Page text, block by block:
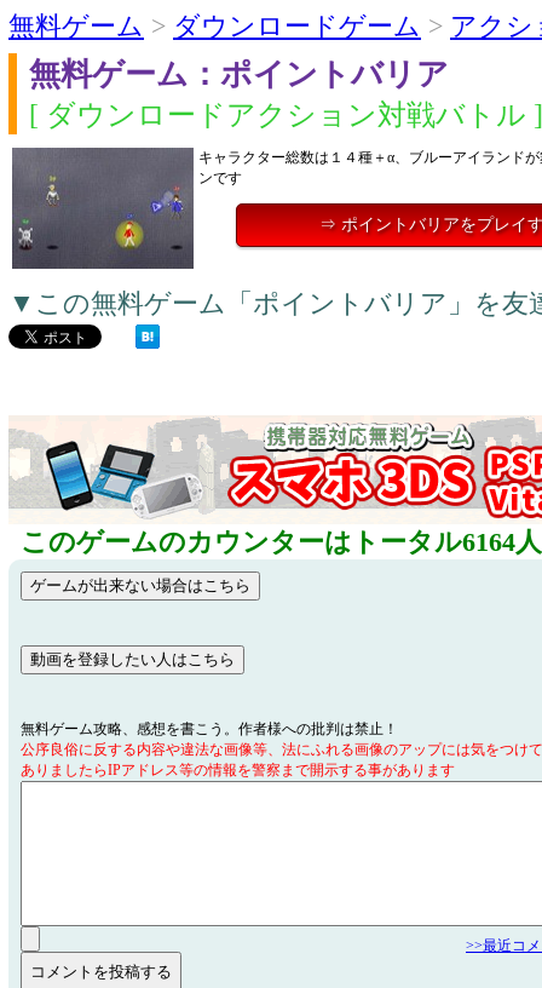
無料ゲーム > ダウンロードゲーム > アクシ
無料ゲーム：ポイントバリア
[ ダウンロードアクション対戦バトル ]
キャラクター総数は１４種＋α、ブルーアイランド
ンです
⇒ ポイントバリアをプレイ
▼この無料ゲーム「ポイントバリア」を友
このゲームのカウンターはトータル6164
無料ゲーム攻略、感想を書こう。作者様への批判は禁止！
公序良俗に反する内容や違法な画像等、法にふれる画像のアップには気をつけ
ありましたらIPアドレス等の情報を警察まで開示する事があります
>>最近コ